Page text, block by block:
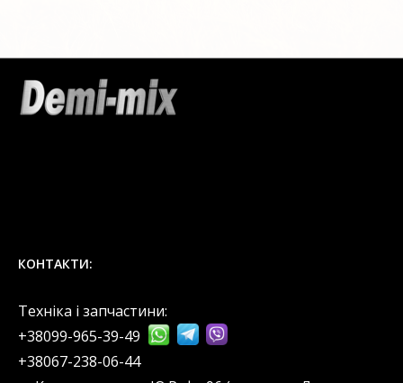
КОНТАКТИ:
Техніка і запчастини:
+38099-965-39-49
‎+38067-238-06-44